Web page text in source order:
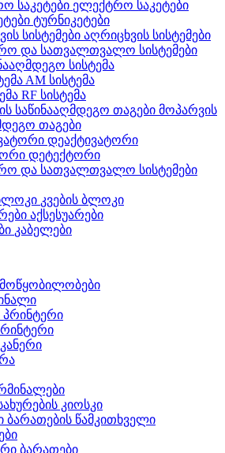
ელექტრო საკეტები
ტურნიკეტები
აღრიცხვის სისტემები
სისტემა
AM სისტემა
RF სისტემა
მოპარვის
თაგები
დეაქტივატორი
დეტექტორი
კვების ბლოკი
აქსესუარები
კაბელები
მოწყობილობები
კიოსკი
ბარათების წამკითხველი
ბარათები